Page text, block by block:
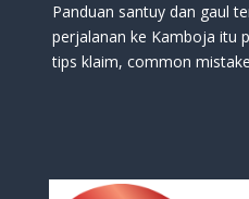
Panduan santuy dan gaul
perjalanan ke Kamboja itu
tips klaim, common